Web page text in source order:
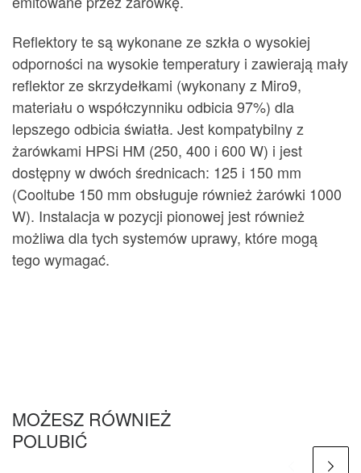
Reflektory te są wykonane ze szkła o wysokiej
odporności na wysokie temperatury i zawierają mały
reflektor ze skrzydełkami (wykonany z Miro9,
materiału o współczynniku odbicia 97%) dla
lepszego odbicia światła. Jest kompatybilny z
żarówkami HPSi HM (250, 400 i 600 W) i jest
dostępny w dwóch średnicach: 125 i 150 mm
(Cooltube 150 mm obsługuje również żarówki 1000
W). Instalacja w pozycji pionowej jest również
możliwa dla tych systemów uprawy, które mogą
tego wymagać.
MOŻESZ RÓWNIEŻ
POLUBIĆ